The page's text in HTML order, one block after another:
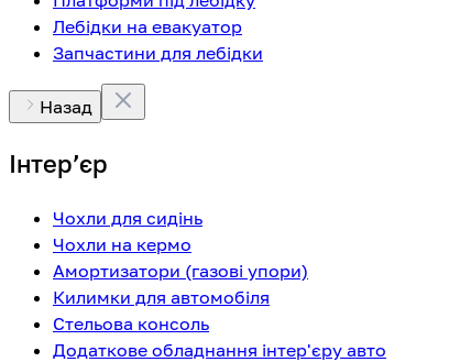
Лебідки на евакуатор
Запчастини для лебідки
Назад
Інтерʼєр
Чохли для сидінь
Чохли на кермо
Амортизатори (газові упори)
Килимки для автомобіля
Стельова консоль
Додаткове обладнання інтер'єру авто